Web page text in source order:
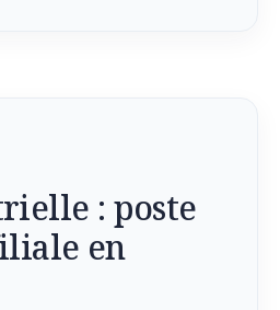
: poste
en